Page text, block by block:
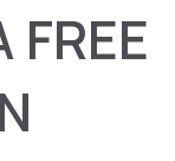
FREE